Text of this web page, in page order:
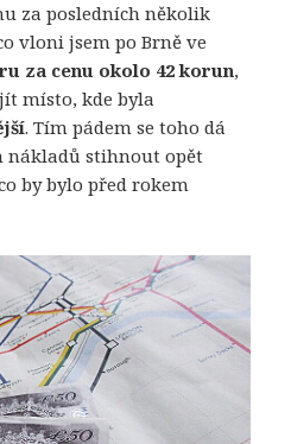
za posledních několik
vloni jsem po Brně ve
za cenu okolo 42 korun,
místo, kde byla
. Tím pádem se toho dá
nákladů stihnout opět
by bylo před rokem